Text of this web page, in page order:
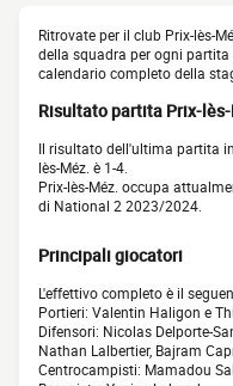
Ritrovate per il club Prix-lès-
della squadra per ogni
calendario completo della
Risultato partita Prix-
Il risultato dell'ultima partita
lès-Méz. è 1-4.
Prix-lès-Méz. occupa
di National 2 2023/2024.
Principali giocatori
L'effettivo completo è il
Portieri: Valentin Haligon e
Difensori: Nicolas Delporte-
Nathan Lalbertier, Bajram
Centrocampisti: Mamadou